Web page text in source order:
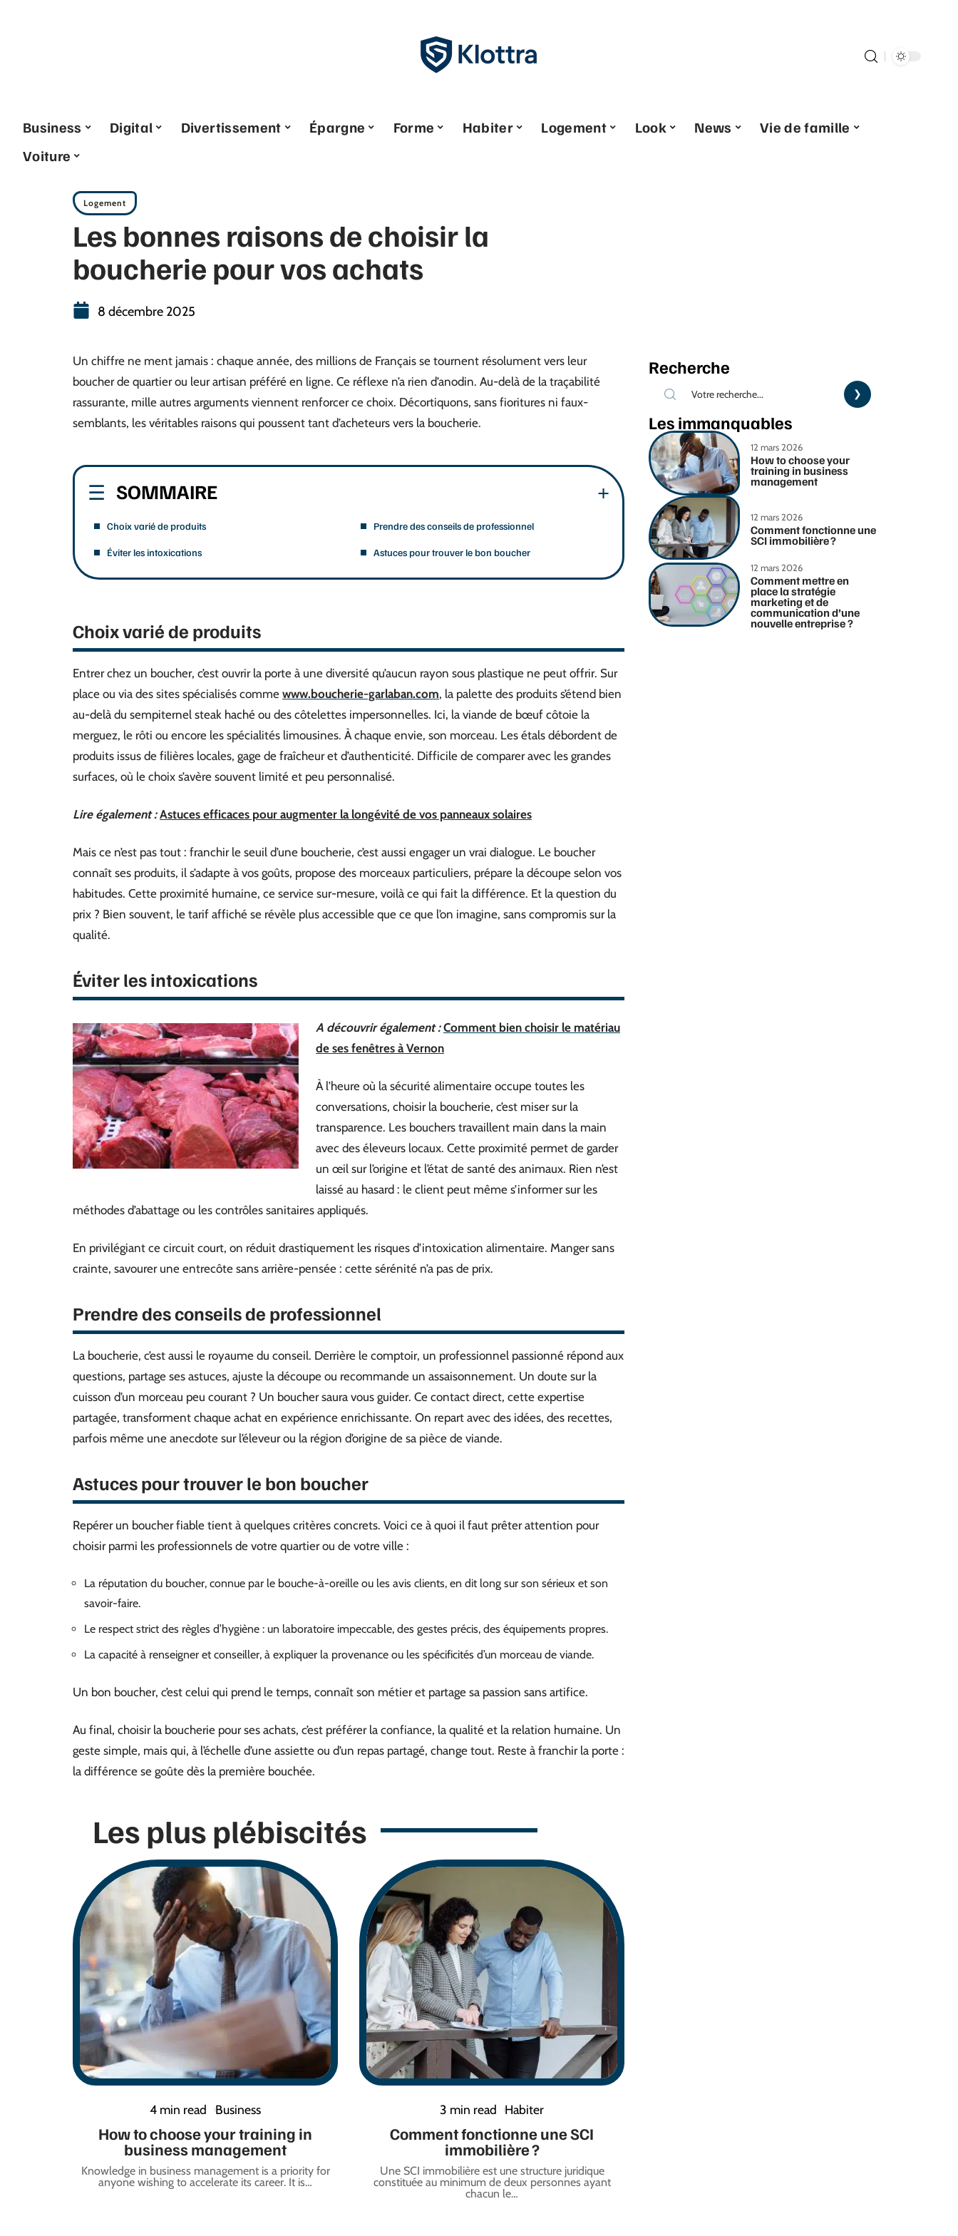
Business Digital Divertissement Épargne Forme Habiter Logement Look News
Vie de famille
Voiture
Logement
Les bonnes raisons de choisir la
boucherie pour vos achats
8 décembre 2025
Un chiffre ne ment jamais : chaque année, des millions de Français se tournent résolument vers leur
boucher de quartier ou leur artisan préféré en ligne. Ce réflexe n’a rien d’anodin. Au-delà de la traçabilité
rassurante, mille autres arguments viennent renforcer ce choix. Décortiquons, sans fioritures ni faux-
semblants, les véritables raisons qui poussent tant d’acheteurs vers la boucherie.
SOMMAIRE
Choix varié de produits
Éviter les intoxications
Prendre des conseils de professionnel
Astuces pour trouver le bon boucher
Choix varié de produits
Entrer chez un boucher, c’est ouvrir la porte à une diversité qu’aucun rayon sous plastique ne peut offrir. Sur
place ou via des sites spécialisés comme www.boucherie-garlaban.com, la palette des produits s’étend bien
au-delà du sempiternel steak haché ou des côtelettes impersonnelles. Ici, la viande de bœuf côtoie la
merguez, le rôti ou encore les spécialités limousines. À chaque envie, son morceau. Les étals débordent de
produits issus de filières locales, gage de fraîcheur et d’authenticité. Difficile de comparer avec les grandes
surfaces, où le choix s’avère souvent limité et peu personnalisé.
Lire également : Astuces efficaces pour augmenter la longévité de vos panneaux solaires
Mais ce n’est pas tout : franchir le seuil d’une boucherie, c’est aussi engager un vrai dialogue. Le boucher
connaît ses produits, il s’adapte à vos goûts, propose des morceaux particuliers, prépare la découpe selon vos
habitudes. Cette proximité humaine, ce service sur-mesure, voilà ce qui fait la différence. Et la question du
prix ? Bien souvent, le tarif affiché se révèle plus accessible que ce que l’on imagine, sans compromis sur la
qualité.
Éviter les intoxications
A découvrir également : Comment bien choisir le matériau
de ses fenêtres à Vernon
À l’heure où la sécurité alimentaire occupe toutes les
conversations, choisir la boucherie, c’est miser sur la
transparence. Les bouchers travaillent main dans la main
avec des éleveurs locaux. Cette proximité permet de garder
un œil sur l’origine et l’état de santé des animaux. Rien n’est
laissé au hasard : le client peut même s’informer sur les
méthodes d’abattage ou les contrôles sanitaires appliqués.
En privilégiant ce circuit court, on réduit drastiquement les risques d’intoxication alimentaire. Manger sans
crainte, savourer une entrecôte sans arrière-pensée : cette sérénité n’a pas de prix.
Prendre des conseils de professionnel
La boucherie, c’est aussi le royaume du conseil. Derrière le comptoir, un professionnel passionné répond aux
questions, partage ses astuces, ajuste la découpe ou recommande un assaisonnement. Un doute sur la
cuisson d’un morceau peu courant ? Un boucher saura vous guider. Ce contact direct, cette expertise
partagée, transforment chaque achat en expérience enrichissante. On repart avec des idées, des recettes,
parfois même une anecdote sur l’éleveur ou la région d’origine de sa pièce de viande.
Astuces pour trouver le bon boucher
Repérer un boucher fiable tient à quelques critères concrets. Voici ce à quoi il faut prêter attention pour
choisir parmi les professionnels de votre quartier ou de votre ville :
La réputation du boucher, connue par le bouche-à-oreille ou les avis clients, en dit long sur son sérieux et son
savoir-faire.
Le respect strict des règles d’hygiène : un laboratoire impeccable, des gestes précis, des équipements propres.
La capacité à renseigner et conseiller, à expliquer la provenance ou les spécificités d’un morceau de viande.
Un bon boucher, c’est celui qui prend le temps, connaît son métier et partage sa passion sans artifice.
Au final, choisir la boucherie pour ses achats, c’est préférer la confiance, la qualité et la relation humaine. Un
geste simple, mais qui, à l’échelle d’une assiette ou d’un repas partagé, change tout. Reste à franchir la porte :
la différence se goûte dès la première bouchée.
Les plus plébiscités
4 min read Business
How to choose your training in
business management
Knowledge in business management is a priority for
anyone wishing to accelerate its career. It is…
3 min read Habiter
Comment fonctionne une SCI
immobilière ?
Une SCI immobilière est une structure juridique
constituée au minimum de deux personnes ayant
chacun le…
Recherche
Les immanquables
12 mars 2026
How to choose your
training in business
management
12 mars 2026
Comment fonctionne une
SCI immobilière ?
12 mars 2026
Comment mettre en
place la stratégie
marketing et de
communication d’une
nouvelle entreprise ?